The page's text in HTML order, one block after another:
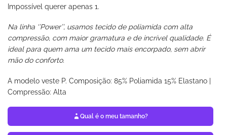
Impossível querer apenas 1.
Na linha ‘’Power’’, usamos tecido de poliamida com alta
compressão, com maior gramatura e de incrível qualidade. É
ideal para quem ama um tecido mais encorpado, sem abrir
mão do conforto.
A modelo veste P. Composição: 85% Poliamida 15% Elastano |
Compressão: Alta
Qual é o meu tamanho?